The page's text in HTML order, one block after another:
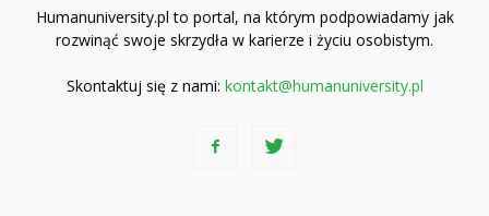
Humanuniversity.pl to portal, na którym podpowiadamy jak
rozwinąć swoje skrzydła w karierze i życiu osobistym.
Skontaktuj się z nami: kontakt@humanuniversity.pl